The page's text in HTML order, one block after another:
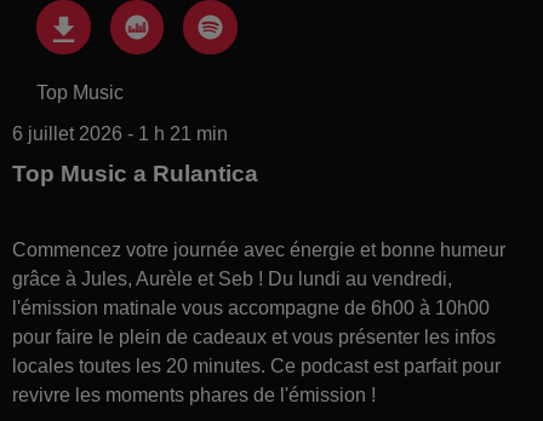
Top Music
6 juillet 2026 - 1 h 21 min
Top Music a Rulantica
Commencez votre journée avec énergie et bonne humeur
grâce à Jules, Aurèle et Seb ! Du lundi au vendredi,
l'émission matinale vous accompagne de 6h00 à 10h00
pour faire le plein de cadeaux et vous présenter les infos
locales toutes les 20 minutes. Ce podcast est parfait pour
revivre les moments phares de l'émission !